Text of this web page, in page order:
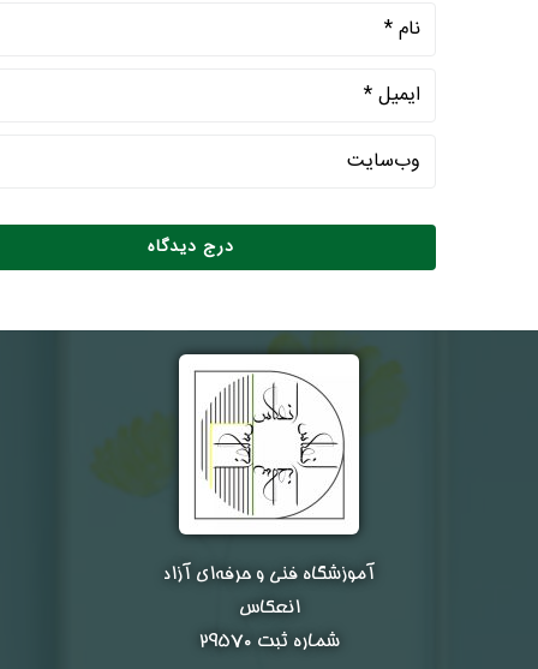
آموزشگاه فنی و حرفه‌ای آزاد
انعکاس
شماره ثبت ۲۹۵۷۰